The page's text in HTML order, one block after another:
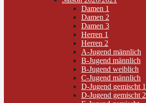
Damen 1
Damen 2
Damen 3
Herren 1
Herren 2
A-Jugend männlich
B-Jugend männlich
B-Jugend weiblich
C-Jugend männlich
D-Jugend gemischt 1
D-Jugend gemischt 2